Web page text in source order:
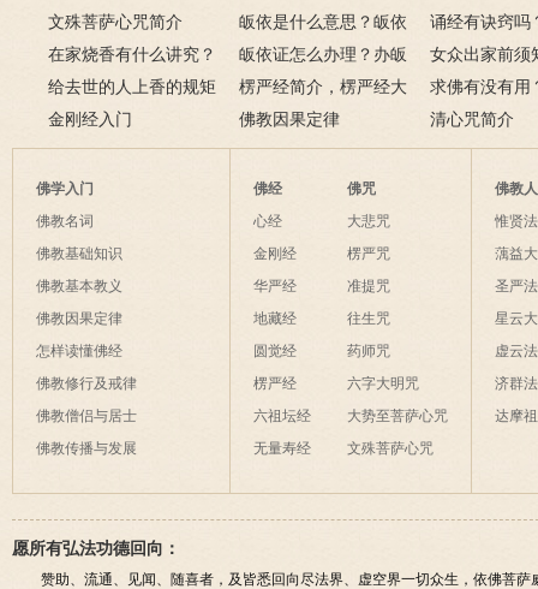
容
持咒？
文殊菩萨心咒简介
皈依是什么意思？皈依
三宝又是什么意思？
诵经有诀窍吗
十二条诀窍
在家烧香有什么讲究？
一些禁忌千万不要触
碰！
皈依证怎么办理？办皈
依证后的忌讳是什么？
女众出家前须
只有一次出家
给去世的人上香的规矩
楞严经简介，楞严经大
致在讲什么？
求佛有没有用
说佛菩萨可以
金刚经入门 佛教因果定律 清心咒简介
佛学入门
佛教名词
佛教基础知识
佛教基本教义
佛教因果定律
怎样读懂佛经
佛教修行及戒律
佛教僧侣与居士
佛教传播与发展
佛经
心经
金刚经
华严经
地藏经
圆觉经
楞严经
六祖坛经
无量寿经
佛咒
大悲咒
楞严咒
准提咒
往生咒
药师咒
六字大明咒
大势至菩萨心咒
文殊菩萨心咒
佛教
惟贤
蕅益
圣严
星云
虚云
济群
达摩
愿所有弘法功德回向：
赞助、流通、见闻、随喜者，及皆悉回向尽法界、虚空界一切众生，依佛菩